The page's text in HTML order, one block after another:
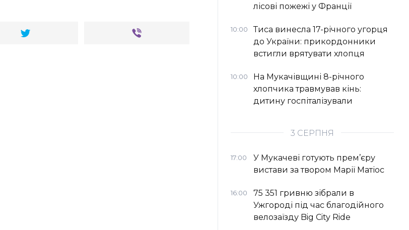
лісові пожежі у Франції
10:00
Тиса винесла 17-річного угорця
до України: прикордонники
встигли врятувати хлопця
10:00
На Мукачівщині 8-річного
хлопчика травмував кінь:
дитину госпіталізували
3 СЕРПНЯ
17:00
У Мукачеві готують прем’єру
вистави за твором Марії Матіос
16:00
75 351 гривню зібрали в
Ужгороді під час благодійного
велозаїзду Big Сity Ride